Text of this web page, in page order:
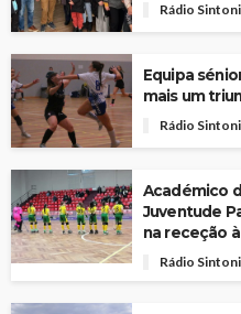
Rádio
Equipa
mais um
Rádio
Académico
Juventude
na receção
Rádio